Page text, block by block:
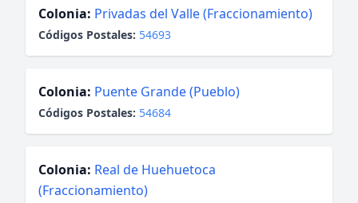
Colonia: Privadas del Valle (Fraccionamiento)
Códigos Postales: 54693
Colonia: Puente Grande (Pueblo)
Códigos Postales: 54684
Colonia: Real de Huehuetoca
(Fraccionamiento)